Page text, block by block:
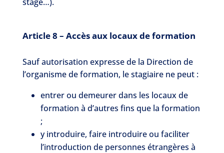
Article 8 – Accès aux locaux de formation
Sauf autorisation expresse de la Direction de
l’organisme de formation, le stagiaire ne peut :
entrer ou demeurer dans les locaux de
formation à d’autres fins que la formation
;
y introduire, faire introduire ou faciliter
l’introduction de personnes étrangères à